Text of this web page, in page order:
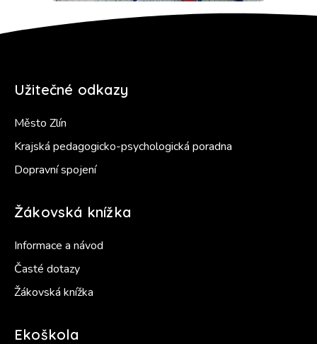
Užitečné odkazy
Město Zlín
Krajská pedagogicko-psychologická poradna
Dopravní spojení
Žákovská knížka
Informace a návod
Časté dotazy
Žákovská knížka
Ekoškola